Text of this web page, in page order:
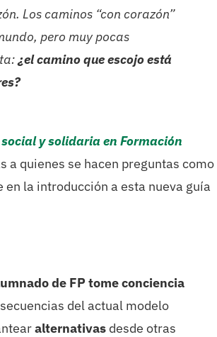
Los caminos “con corazón”
pero muy pocas
¿el camino que escojo está
y solidaria en Formación
a quienes se hacen preguntas como
la introducción a esta nueva guía
de FP tome conciencia
del actual modelo
alternativasdesde otras